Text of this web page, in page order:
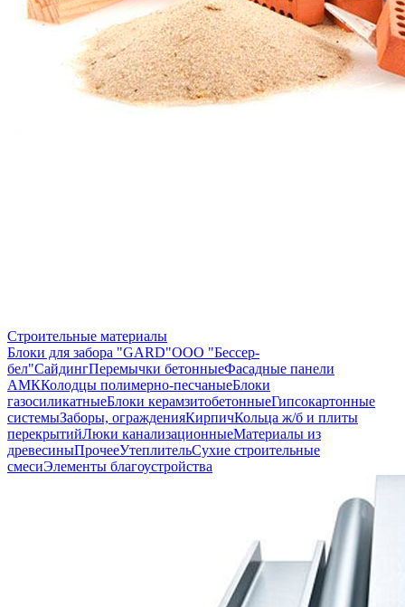
Строительные материалы
Блоки для забора "GARD"ООО "Бессер-
бел"СайдингПеремычки бетонныеФасадные панели
АМККолодцы полимерно-песчаныеБлоки
газосиликатныеБлоки керамзитобетонныеГипсокартонные
системыЗаборы, огражденияКирпичКольца ж/б и плиты
перекрытийЛюки канализационныеМатериалы из
древесиныПрочееУтеплительСухие строительные
смесиЭлементы благоустройства